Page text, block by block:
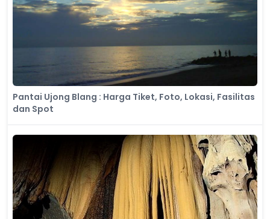
Pantai Ujong Blang : Harga Tiket, Foto, Lokasi, Fasilitas
dan Spot